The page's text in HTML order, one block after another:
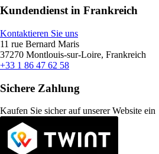
Kundendienst in Frankreich
Kontaktieren Sie uns
11 rue Bernard Maris
37270 Montlouis-sur-Loire, Frankreich
+33 1 86 47 62 58
Sichere Zahlung
Kaufen Sie sicher auf unserer Website ein